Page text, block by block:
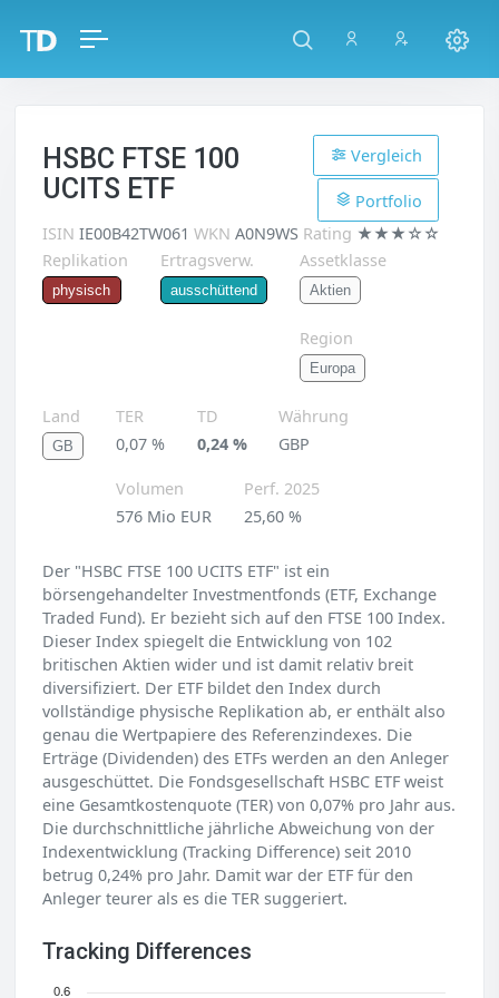
HSBC FTSE 100
UCITS ETF
Vergleich
Portfolio
ISIN IE00B42TW061 WKN A0N9WS Rating ★★★☆☆
Replikation
physisch
Ertragsverw.
ausschüttend
Assetklasse
Aktien
Region
Europa
Land
GB
TER
0,07 %
TD
0,24 %
Währung
GBP
Volumen
576 Mio EUR
Perf. 2025
25,60 %
Der "HSBC FTSE 100 UCITS ETF" ist ein
börsengehandelter Investmentfonds (ETF, Exchange
Traded Fund). Er bezieht sich auf den FTSE 100 Index.
Dieser Index spiegelt die Entwicklung von 102
britischen Aktien wider und ist damit relativ breit
diversifiziert. Der ETF bildet den Index durch
vollständige physische Replikation ab, er enthält also
genau die Wertpapiere des Referenzindexes. Die
Erträge (Dividenden) des ETFs werden an den Anleger
ausgeschüttet. Die Fondsgesellschaft HSBC ETF weist
eine Gesamtkostenquote (TER) von 0,07% pro Jahr aus.
Die durchschnittliche jährliche Abweichung von der
Indexentwicklung (Tracking Difference) seit 2010
betrug 0,24% pro Jahr. Damit war der ETF für den
Anleger teurer als es die TER suggeriert.
Tracking Differences
0.6